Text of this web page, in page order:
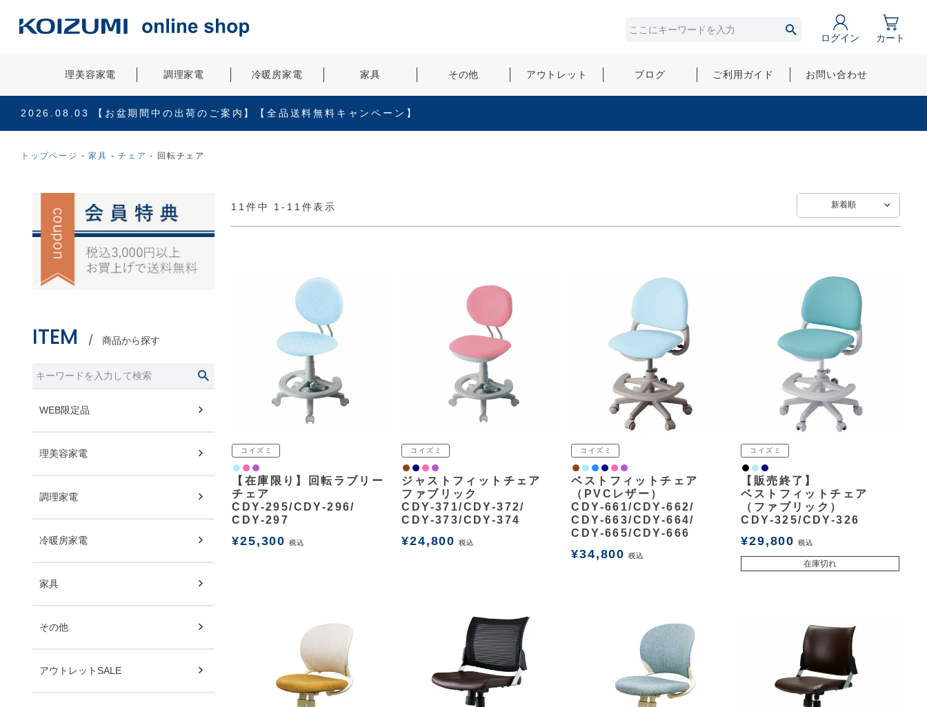
ログイン カート
理美容家電 調理家電 冷暖房家電 家具 その他 アウトレット ブログ ご利用ガイド お問い合わせ
2026.08.03 【お盆期間中の出荷のご案内】【全品送料無料キャンペーン】
トップページ 家具 チェア 回転チェア
ITEM 商品から探す
WEB限定品
理美容家電
調理家電
冷暖房家電
家具
その他
アウトレットSALE
新着順
11 件中 1- 11 件表示
コイズミ
ライトブルー
ピンクパープル
【在庫限り】回転ラブリー
チェア
CDY-295/CDY-296/
CDY-297
¥25,300 税込
コイズミ
ウォルナット
ネイビー
ピンクパープル
ジャストフィットチェア
ファブリック
CDY-371/CDY-372/
CDY-373/CDY-374
¥24,800 税込
コイズミ
ウォルナット
ライトブルー
パッションブルー
ネイビー
ピンクパープル
ベストフィットチェア
（PVCレザー）
CDY-661/CDY-662/
CDY-663/CDY-664/
CDY-665/CDY-666
¥34,800 税込
コイズミ
黒 ライトブルー
ネイビー
【販売終了】
ベストフィットチェア
（ファブリック）
CDY-325/CDY-326
¥29,800 税込
在庫切れ